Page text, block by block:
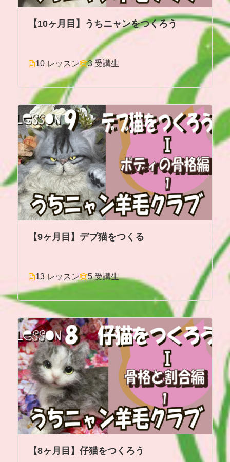
【10ヶ月目】うちニャンをつくろう
10 レッスン 3 受講生
【9ヶ月目】デブ猫をつくる
13 レッスン 5 受講生
【8ヶ月目】仔猫をつくろう